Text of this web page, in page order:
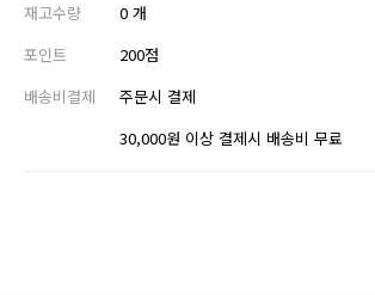
재고수량
0 개
포인트
200점
배송비결제
주문시 결제
30,000원 이상 결제시 배송비 무료